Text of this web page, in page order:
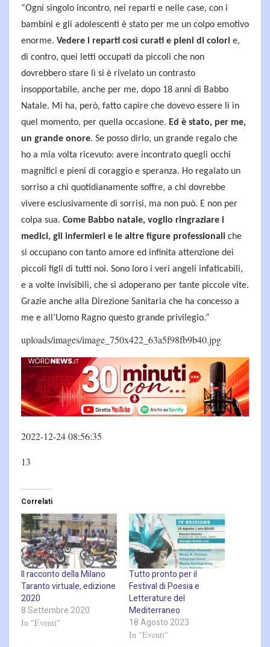
“Ogni singolo incontro, nei reparti e nelle case, con i
bambini e gli adolescenti è stato per me un colpo emotivo
enorme. Vedere i reparti così curati e pieni di colori e,
di contro, quei letti occupati da piccoli che non
dovrebbero stare lì si è rivelato un contrasto
insopportabile, anche per me, dopo 18 anni di Babbo
Natale. Mi ha, però, fatto capire che dovevo essere lì in
quel momento, per quella occasione. Ed è stato, per me,
un grande onore. Se posso dirlo, un grande regalo che
ho a mia volta ricevuto: avere incontrato quegli occhi
magnifici e pieni di coraggio e speranza. Ho regalato un
sorriso a chi quotidianamente soffre, a chi dovrebbe
vivere esclusivamente di sorrisi, ma non può. E non per
colpa sua. Come Babbo natale, voglio ringraziare i
medici, gli infermieri e le altre figure professionali che
si occupano con tanto amore ed infinita attenzione dei
piccoli figli di tutti noi. Sono loro i veri angeli infaticabili,
e a volte invisibili, che si adoperano per tante piccole vite.
Grazie anche alla Direzione Sanitaria che ha concesso a
me e all’Uomo Ragno questo grande privilegio.”
uploads/images/image_750x422_63a5f98fb9b40.jpg
2022-12-24 08:56:35
13
Correlati
Il racconto della Milano
Taranto virtuale, edizione
2020
8 Settembre 2020
In "Eventi"
Tutto pronto per il
Festival di Poesia e
Letterature del
Mediterraneo
18 Agosto 2023
In "Eventi"